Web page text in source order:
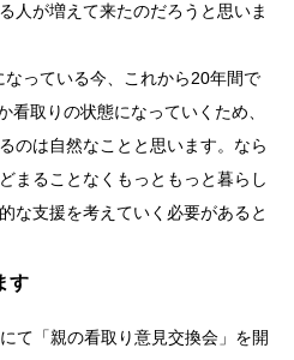
人が増えて来たのだろうと思いま
っている今、これから20年間で
看取りの状態になっていくため、
のは自然なことと思います。なら
まることなくもっともっと暮らし
な支援を考えていく必要があると
す
て「親の看取り意見交換会」を開